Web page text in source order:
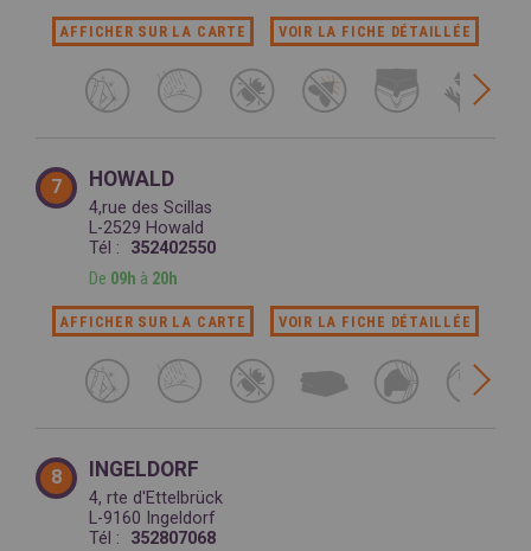
AFFICHER SUR LA CARTE VOIR LA FICHE DÉTAILLÉE
7 HOWALD
4,rue des Scillas
L-2529 Howald
Tél :
352402550
De 09h à 20h
AFFICHER SUR LA CARTE VOIR LA FICHE DÉTAILLÉE
8 INGELDORF
4, rte d'Ettelbrück
L-9160 Ingeldorf
Tél :
352807068